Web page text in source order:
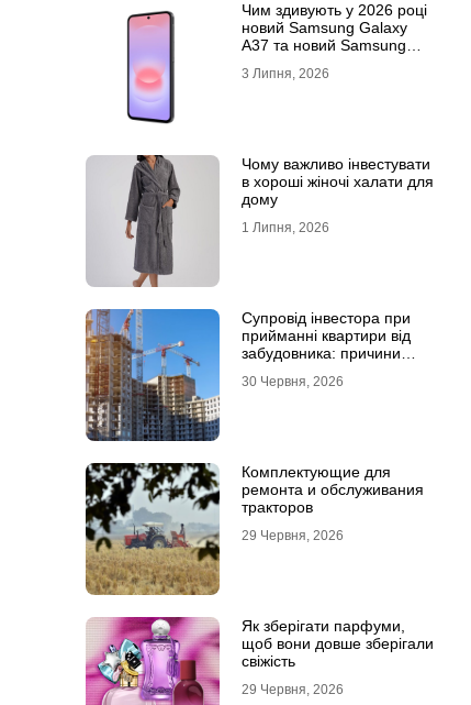
Чим здивують у 2026 році
новий Samsung Galaxy
A37 та новий Samsung
3 Липня, 2026
Чому важливо інвестувати
в хороші жіночі халати для
дому
1 Липня, 2026
Супровід інвестора при
прийманні квартири від
забудовника: причини
30 Червня, 2026
Комплектующие для
ремонта и обслуживания
тракторов
29 Червня, 2026
Як зберігати парфуми,
щоб вони довше зберігали
свіжість
29 Червня, 2026